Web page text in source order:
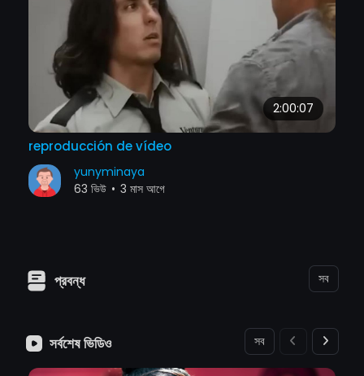
2:00:07
reproducción de vídeo
yunyminaya
63 ভিউ • 3 মাস আগে
প্রবন্ধ সব
সর্বশেষ ভিডিও সব